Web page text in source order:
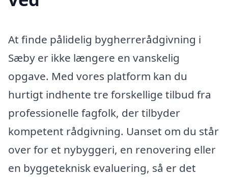
At finde pålidelig bygherrerådgivning i
Sæby er ikke længere en vanskelig
opgave. Med vores platform kan du
hurtigt indhente tre forskellige tilbud fra
professionelle fagfolk, der tilbyder
kompetent rådgivning. Uanset om du står
over for et nybyggeri, en renovering eller
en byggeteknisk evaluering, så er det